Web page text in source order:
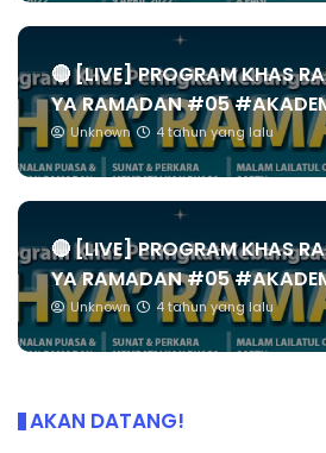
🔴 [LIVE] PROGRAM KHAS
YA RAMADAN #05
Unknown 4 tahun yang lalu
🔴 [LIVE] PROGRAM KHAS
YA RAMADAN #05
Unknown 4 tahun yang lalu
AKAN DATANG!